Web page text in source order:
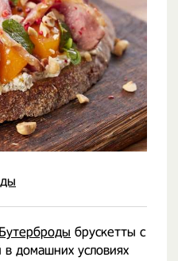
Бутерброды брускетты с
домашних условиях